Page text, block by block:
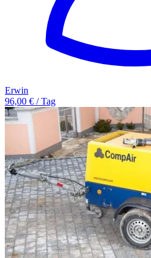
Erwin
96,00 € / Tag